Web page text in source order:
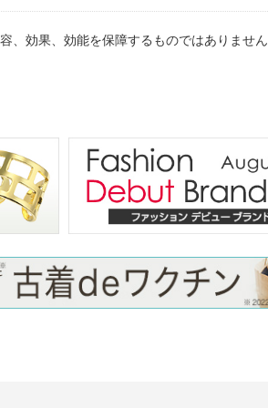
、効果、効能を保障するものではありませ